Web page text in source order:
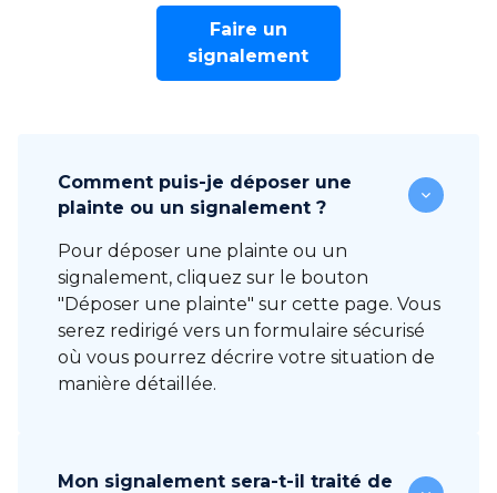
Faire un
signalement
Comment puis-je déposer une
plainte ou un signalement ?
Pour déposer une plainte ou un
signalement, cliquez sur le bouton
"Déposer une plainte" sur cette page. Vous
serez redirigé vers un formulaire sécurisé
où vous pourrez décrire votre situation de
manière détaillée.
Mon signalement sera-t-il traité de